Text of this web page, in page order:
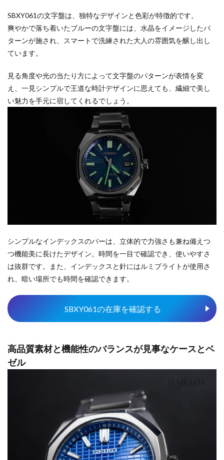
SBXY061の文字盤は、独特なデザインと色彩が特徴的です。
爽やかで落ち着いたブルーの文字盤には、水晶をイメージしたパ
ターンが施され、スマートで洗練された大人の雰囲気を醸し出し
ています。
見る角度や光の当たり方によって文字盤のパターンが表情を変
え、一見シンプルで王道な時計デザインに思えても、繊細で美し
い魅力を手元に宿してくれるでしょう。
シンプルなインデックスのバーは、立体的で力強さも兼ね備えつ
つ機能美に長けたデザイン。時間を一目で確認でき、使いやすさ
は抜群です。また、インデックスと針にはルミブライトが使用さ
れ、暗い場所でも時間を確認できます。
SBXY061の在庫を確認する
高品質素材と機能性のバランスが見事なケースとベ
ゼル